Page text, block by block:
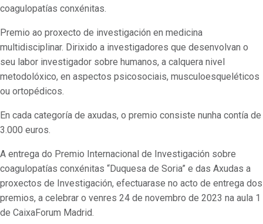
coagulopatías conxénitas.
Premio ao proxecto de investigación en medicina
multidisciplinar. Dirixido a investigadores que desenvolvan o
seu labor investigador sobre humanos, a calquera nivel
metodolóxico, en aspectos psicosociais, musculoesqueléticos
ou ortopédicos.
En cada categoría de axudas, o premio consiste nunha contía de
3.000 euros.
A entrega do Premio Internacional de Investigación sobre
coagulopatías conxénitas “Duquesa de Soria” e das Axudas a
proxectos de Investigación, efectuarase no acto de entrega dos
premios, a celebrar o venres 24 de novembro de 2023 na aula 1
de CaixaForum Madrid.